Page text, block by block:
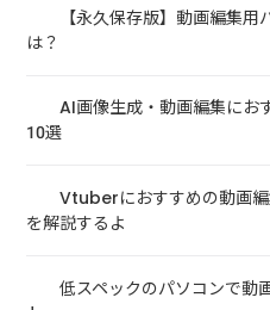
【永久保存版】動画編集
は？
AI画像生成・動画編集にお
10選
Vtuberにおすすめの動画
を解説するよ
低スペックのパソコンで動